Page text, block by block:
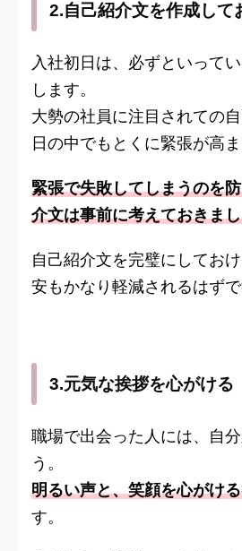
2.自己紹介文を作成して
入社初日は、必ずといって
します。
大勢の社員に注目されての
日の中でもとくに緊張が高ま
緊張で失敗してしまうのを
介文は事前に考えておきま
自己紹介文を完璧にしてお
安もかなり軽減されるはずで
3.元気な挨拶を心がける
職場で出会った人には、自
う。
明るい声と、笑顔を心がけ
す。